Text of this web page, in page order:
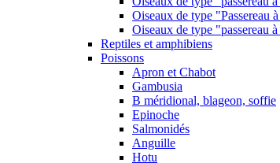
Oiseaux de type "Passereau
Oiseaux de type "passereau
Reptiles et amphibiens
Poissons
Apron et Chabot
Gambusia
B méridional, blageon, soffie
Epinoche
Salmonidés
Anguille
Hotu